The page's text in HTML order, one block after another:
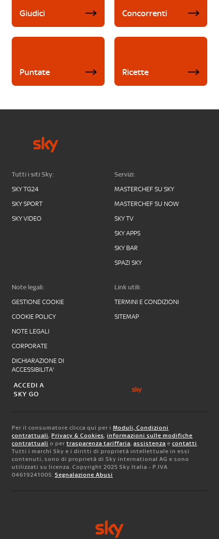
Giudici Concorrenti
Puntate Ricette
Tutti i siti Sky:
SKY TG24
SKY SPORT
SKY VIDEO
Servizi:
MASTERCHEF SU SKY
MASTERCHEF SU NOW
SKY TV
SKY APPS
SKY BAR
SPAZI SKY
Note legali:
GESTIONE COOKIE
COOKIE POLICY
NOTE LEGALI
CORPORATE
DICHIARAZIONE DI
ACCESSIBILITA'
Link utili:
TERMINI E CONDIZIONI
SITEMAP
ACCEDI A
SKY GO
Per il consumatore clicca qui per i Moduli, Condizioni
contrattuali, Privacy & Cookies, informazioni sulle modifiche
contrattuali o per trasparenza tariffaria, assistenza e contatti.
Tutti i marchi Sky e i diritti di proprietà intellettuale in essi
contenuti, sono di proprietà di Sky international AG e sono
utilizzati su licenza. Copyright 2025 Sky Italia - P.IVA
04619241005. Segnalazione Abusi